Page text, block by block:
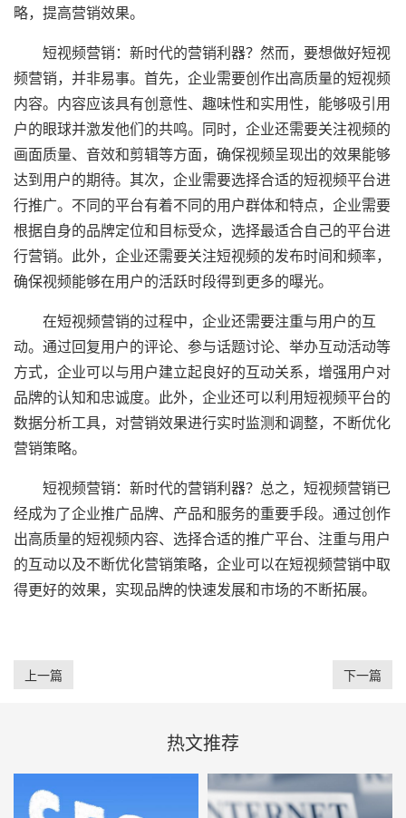
略，提高营销效果。
短视频营销：新时代的营销利器？然而，要想做好短视
频营销，并非易事。首先，企业需要创作出高质量的短视频
内容。内容应该具有创意性、趣味性和实用性，能够吸引用
户的眼球并激发他们的共鸣。同时，企业还需要关注视频的
画面质量、音效和剪辑等方面，确保视频呈现出的效果能够
达到用户的期待。其次，企业需要选择合适的短视频平台进
行推广。不同的平台有着不同的用户群体和特点，企业需要
根据自身的品牌定位和目标受众，选择最适合自己的平台进
行营销。此外，企业还需要关注短视频的发布时间和频率，
确保视频能够在用户的活跃时段得到更多的曝光。
在短视频营销的过程中，企业还需要注重与用户的互
动。通过回复用户的评论、参与话题讨论、举办互动活动等
方式，企业可以与用户建立起良好的互动关系，增强用户对
品牌的认知和忠诚度。此外，企业还可以利用短视频平台的
数据分析工具，对营销效果进行实时监测和调整，不断优化
营销策略。
短视频营销：新时代的营销利器？总之，短视频营销已
经成为了企业推广品牌、产品和服务的重要手段。通过创作
出高质量的短视频内容、选择合适的推广平台、注重与用户
的互动以及不断优化营销策略，企业可以在短视频营销中取
得更好的效果，实现品牌的快速发展和市场的不断拓展。
上一篇 下一篇
热文推荐